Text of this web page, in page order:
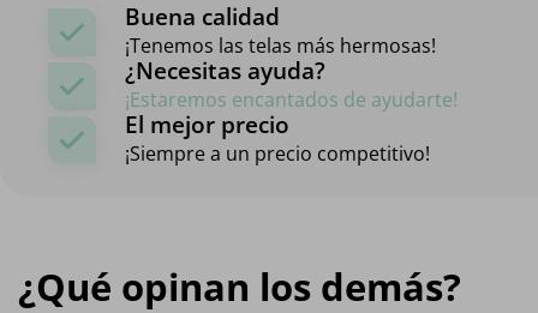
Buena calidad
¡Tenemos las telas más hermosas!
¿Necesitas ayuda?
¡Estaremos encantados de ayudarte!
El mejor precio
¡Siempre a un precio competitivo!
¿Qué opinan los demás?